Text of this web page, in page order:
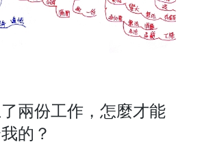
兩份工作，怎麼才能
的？